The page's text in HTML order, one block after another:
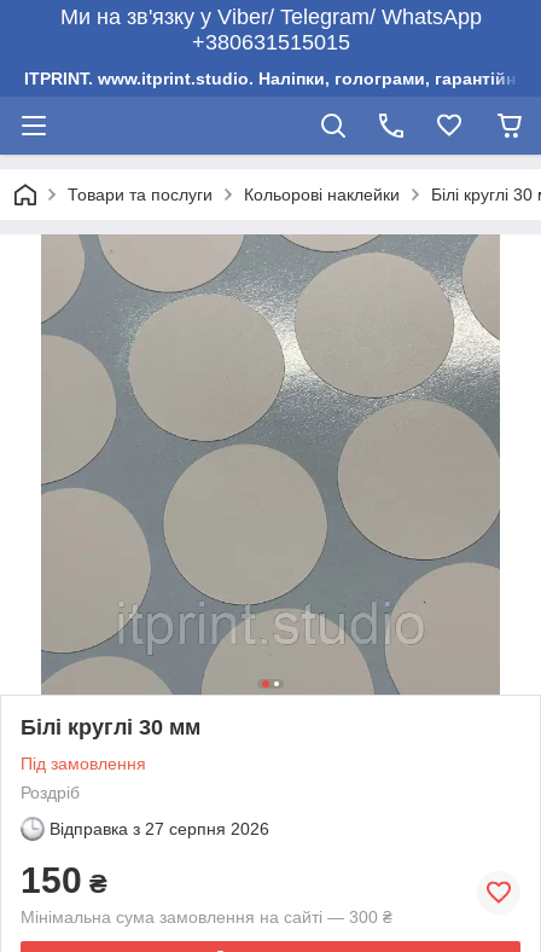
Ми на зв'язку у Viber/ Telegram/ WhatsApp
+380631515015
ITPRINT. www.itprint.studio. Наліпки, голограми, гарантійни
Товари та послуги Кольорові наклейки Білі круглі
Білі круглі 30 мм
Під замовлення
Роздріб
Відправка з 27 серпня 2026
150 ₴
Мінімальна сума замовлення на сайті — 300 ₴